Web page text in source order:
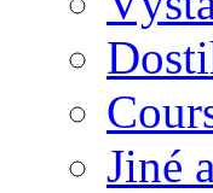
Jiné